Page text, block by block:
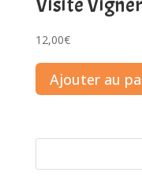
Visite
12,00€
Ajouter au